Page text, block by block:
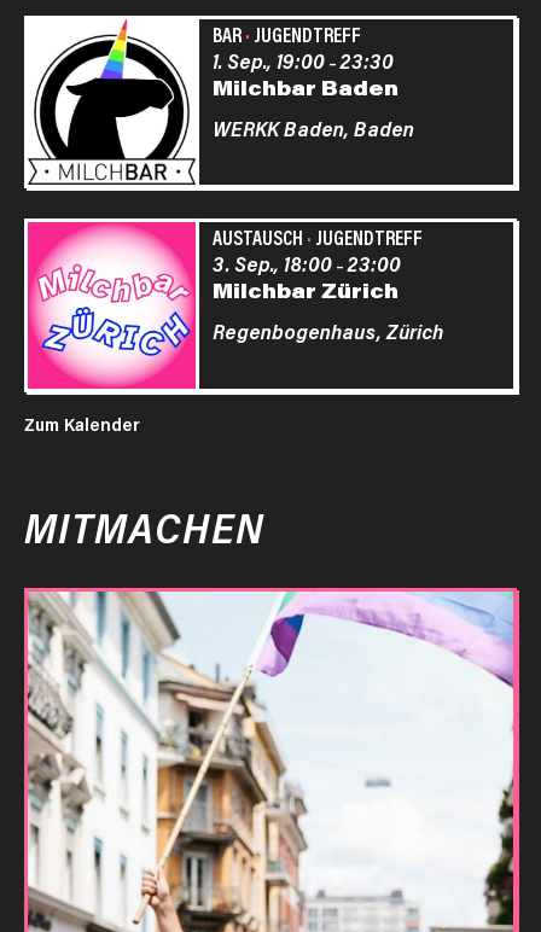
BAR· JUGENDTREFF
Milchbar Baden
1. Sep., 19:00–23:30
WERKK Baden, Baden
AUSTAUSCH · JUGENDTREFF
Milchbar Zürich
3. Sep., 18:00–23:00
Regenbogenhaus, Zürich
Zum Kalender
MITMACHEN